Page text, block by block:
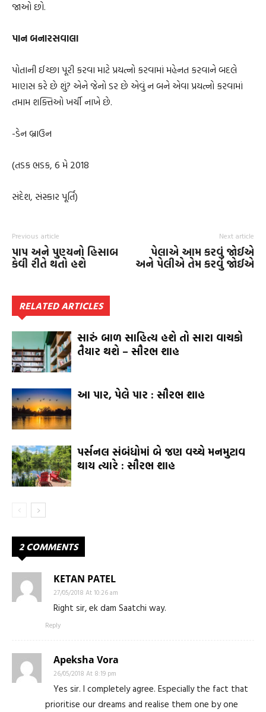
જાઓ છો.
પાન બનારસવાલા
પોતાની ઈચ્છા પૂરી કરવા માટે પ્રયત્નો કરવામાં મહેનત કરવાને બદલે
માણસ કરે છે શું? એને જેનો ડર છે એવું ન બને એવા પ્રયત્નો કરવામાં
તમામ શક્તિઓ ખર્ચી નાખે છે.
-ડેન બ્રાઉન
(તડક ભડક, 6 મે 2018
સંદેશ, સંસ્કાર પૂર્તિ)
Previous article
પાપ અને પુણ્યનો હિસાબ
કેવી રીતે થતો હશે
Next article
પેલાએ આમ કરવું જોઈએ
અને પેલીએ તેમ કરવું જોઈએ
RELATED ARTICLES
સારું બાળ સાહિત્ય હશે તો સારા વાચકો
તૈયાર થશે – સૌરભ શાહ
આ પાર, પેલે પાર : સૌરભ શાહ
પર્સનલ સંબંધોમાં બે જણ વચ્ચે મનમુટાવ
થાય ત્યારે : સૌરભ શાહ
2 COMMENTS
KETAN PATEL
27/05/2018 At 10:26 am
Right sir, ek dam Saatchi way.
Reply
Apeksha Vora
26/05/2018 At 8:19 pm
Yes sir. I completely agree. Especially the fact that
prioritise our dreams and realise them one by one